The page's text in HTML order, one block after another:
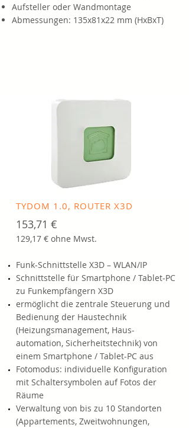
Aufsteller oder Wandmontage
Abmessungen: 135x81x22 mm (HxBxT)
TYDOM 1.0, ROUTER X3D
153,71 €
129,17 € ohne Mwst.
Funk-Schnittstelle X3D – WLAN/IP
Schnittstelle für Smartphone / Tablet-PC
zu Funkempfängern X3D
ermöglicht die zentrale Steuerung und
Bedienung der Haustechnik
(Heizungsmanagement, Haus-
automation, Sicherheitstechnik) von
einem Smartphone / Tablet-PC aus
Fotomodus: individuelle Konfiguration
mit Schaltersymbolen auf Fotos der
Räume
Verwaltung von bis zu 10 Standorten
(Appartements, Zweitwohnungen,